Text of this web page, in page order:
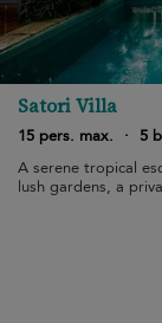
Satori Villa
15 pers. max.
· 5
A serene tropical
lush gardens, a